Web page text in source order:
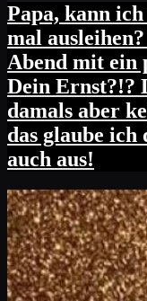
Papa, kann
mal
Abend mit ein
Dein Ernst?!?
damals aber
das glaube
auch aus!